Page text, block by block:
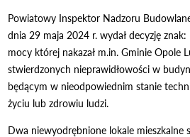
Powiatowy Inspektor Nadzoru
dnia 29 maja 2024 r. wydał decyzję
mocy której nakazał m.in. Gminie Opole
stwierdzonych nieprawidłowości w
będącym w nieodpowiednim stanie
życiu lub zdrowiu ludzi.
Dwa niewyodrębnione lokale mieszkalne